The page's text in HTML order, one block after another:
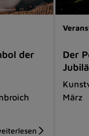
der
Der
März